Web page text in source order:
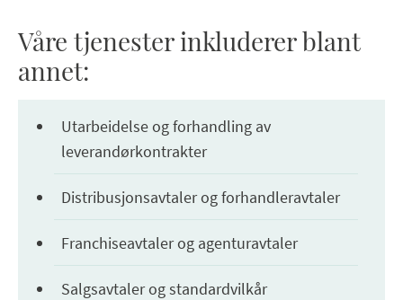
Våre tjenester inkluderer blant
annet:
Utarbeidelse og forhandling av
leverandørkontrakter
Distribusjonsavtaler og forhandleravtaler
Franchiseavtaler og agenturavtaler
Salgsavtaler og standardvilkår